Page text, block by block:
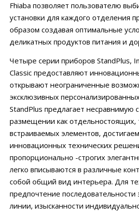
Fhiaba позволяет пользователю
установки для каждого отделения
образом создавая оптимальные
деликатных продуктов питания и
Четыре серии приборов StandPlus,
Classic предоставляют
открывают неограниченные
эксклюзивных
StandPlus предлагает несравнимую
размещении как отдельностоящих,
встраиваемых элементов,
инновационных технических
пропорционально -строгих
легко вписываются в различные
собой общий вид интерьера. Для
предпочтение последовательности
линии, изысканности